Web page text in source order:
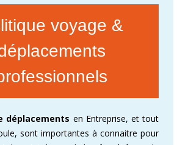
voyage &
déplacements en Entreprise, et tout
sont importantes à connaitre pour